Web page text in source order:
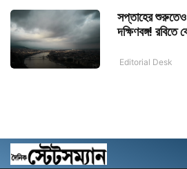
সপ্তাহের
দক্ষিণবঙ্গ!
Editorial Desk